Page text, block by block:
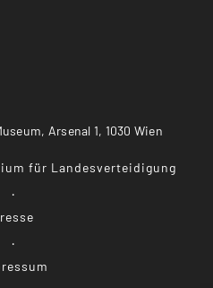
Arsenal 1, 1030 Wien
für Landesverteidigung